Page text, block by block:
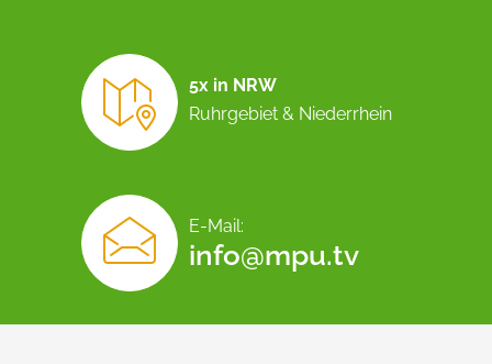
5x in NRW
Ruhrgebiet & Niederrhein
E-Mail:
info@mpu.tv